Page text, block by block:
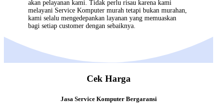
akan pelayanan kami. Tidak perlu risau karena kami
melayani Service Komputer murah tetapi bukan murahan,
kami selalu mengedepankan layanan yang memuaskan
bagi setiap customer dengan sebaiknya.
Cek Harga
Jasa Service Komputer Bergaransi